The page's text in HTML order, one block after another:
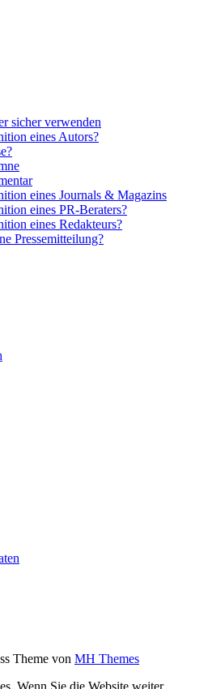
sicher verwenden
eines Autors?
eines Journals & Magazins
eines PR-Beraters?
eines Redakteurs?
Pressemitteilung?
Theme von MH Themes
Wenn Sie die Website weiter